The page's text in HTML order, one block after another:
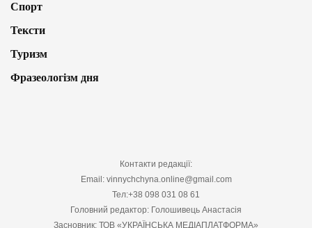
Спорт
Тексти
Туризм
Фразеологізм дня
Контакти редакції:
Email: vinnychchyna.online@gmail.com
Тел:+38 098 031 08 61
Головний редактор: Голошивець Анастасія
Засновник: ТОВ «УКРАЇНСЬКА МЕДІАПЛАТФОРМА»